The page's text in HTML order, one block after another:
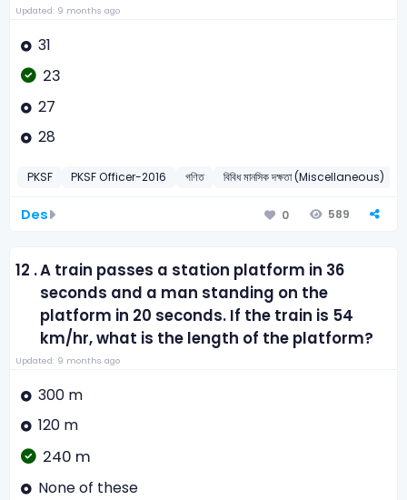
Updated: 9 months ago
31
23
27
28
PKSF PKSF Officer-2016 গণিত বিবিধ মানসিক দক্ষতা (Miscellaneous)
Des 0 589
12 .A train passes a station platform in 36
seconds and a man standing on the
platform in 20 seconds. If the train is 54
km/hr, what is the length of the platform?
Updated: 9 months ago
300 m
120 m
240 m
None of these